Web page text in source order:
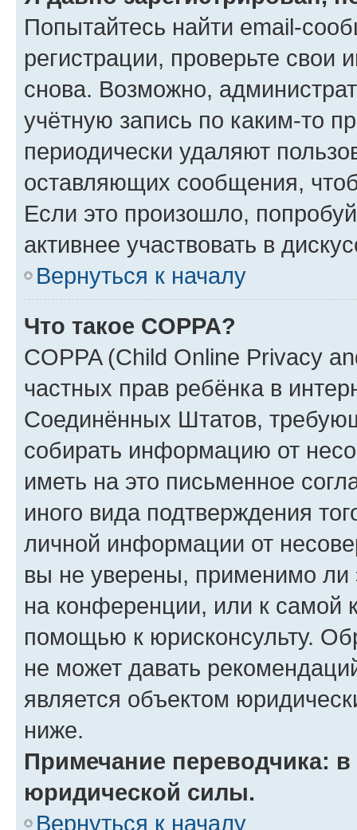
Попытайтесь найти email-
регистрации, проверьте свои
снова. Возможно,
учётную запись по каким-то
периодически удаляют
оставляющих сообщения,
Если это произошло,
активнее участвовать в
Вернуться к началу
Что такое COPPA?
COPPA (Child Online Privacy
частных прав ребёнка в
Соединённых Штатов,
собирать информацию от
иметь на это письменное
иного вида подтверждения
личной информации от
вы не уверены, применимо ли
на конференции, или к самой
помощью к юрисконсульту.
не может давать
является объектом
ниже.
Примечание переводчика:
юридической силы.
Вернуться к началу